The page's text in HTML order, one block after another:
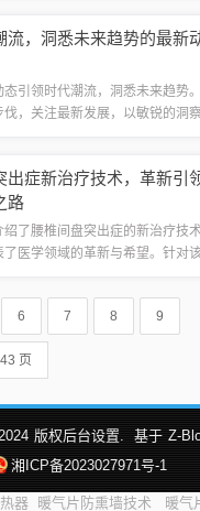
一部充满勇气和决心的电影，向...
流，洞悉未来趋势的最新
态引领时代潮流，洞悉未来趋势
伐，关注最新发展，以敏锐的洞
科技、文化还是经济领域，我们...
出症新治疗技术，革新引
路
了腰椎间盘突出症的新治疗技术
了医学领域的革新与希望。针对
减轻痛苦并恢复功能。这些新技
手术方法、物理治疗、药物治...
6 7 8 9
页
版权后台设置. 基于 Z-
湘ICP备2023027971号-1
器 暖气片防熏墙技术 暖气